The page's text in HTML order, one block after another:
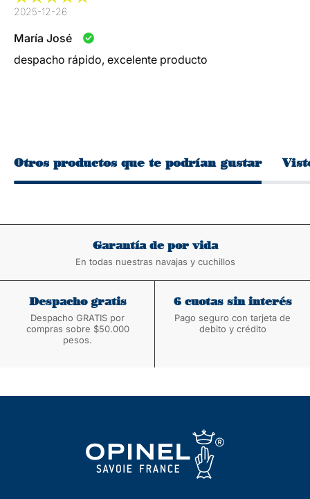
2025-12-26
María José
despacho rápido, excelente producto
Otros productos que te podrían gustar
Garantía de por vida
En todas nuestras navajas y cuchillos
Despacho gratis
Despacho GRATIS por
compras sobre $50.000
pesos.
6 cuotas sin interés
Pago seguro con tarjeta de
debito y crédito